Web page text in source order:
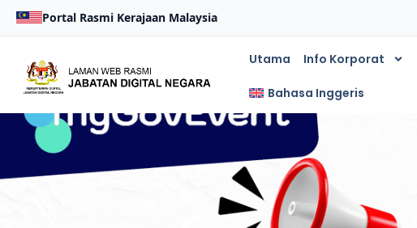
Portal Rasmi Kerajaan Malaysia
Utama Info Korporat
Bahasa Inggeris